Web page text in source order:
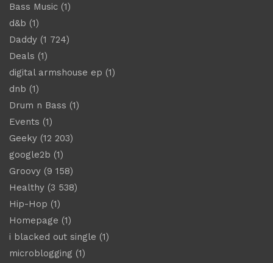
Bass Music (1)
d&b (1)
Daddy (1 724)
Deals (1)
digital armshouse ep (1)
dnb (1)
Drum n Bass (1)
Events (1)
Geeky (12 203)
google2b (1)
Groovy (9 158)
Healthy (3 538)
Hip-Hop (1)
Homepage (1)
i blacked out single (1)
microblogging (1)